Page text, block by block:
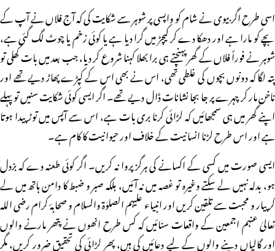
اسی طرح اگر بیوی نے شام کو واپسی پر شوہر سے شکایت کی کہ آج فلاں نے آپ کے
بچے کو مارا ہے اور دھکا دے کر کیچڑ میں گرا دیا ہے یا کوئی زخم یا چوٹ لگ گئی ہے،
شوہر نے فوراً فلاں کے گھر پہنچتے ہی برا بھلا کہنا شروع کر دیا، جب بعد میں بات کھلی تو
پتہ لگا کہ دونوں بچوں کی غلطی تھی، اس نے بھی اس کے کپڑے پھاڑ دیے تھے اور
ناخن مار کر چہرے پر جا بجا نشانات ڈال دیے تھے۔ اگر ایسی کوئی شکایت سنیں تو پہلے
اپنے گھر میں ہی سمجھائیں کہ لڑائی کرنا بری بات ہے، اس سے آپس میں توڑ پیدا ہوتا
ہے اور اس طرح لڑنا انسانیت کے خلاف اور حیوانیت کا کام ہے۔
ایسی صورت میں کسی کے اکسانے کی ہرگز پروا نہ کریں۔ اگر کوئی طعنہ دے کہ بزدل
ہو، بدلہ نہیں لے سکتے وغیرہ تو غصہ میں نہ آئیں، بلکہ صبر و ضبط کا دامن ہاتھ میں لے
کر پیار و محبت سے تلقین کریں اور انبیاء علیہم الصلوٰۃ والسلام و صحابۂ کرام رضی اللہ
تعالیٰ عنہم اجمعین کے واقعات سنائیں کہ کس طرح انھوں نے پتھر مارنے والوں
اور گالیاں دینے والوں کے لیے دعائیں کی ہیں، پھر لڑائی کی تحقیق ضرور کریں، مگر